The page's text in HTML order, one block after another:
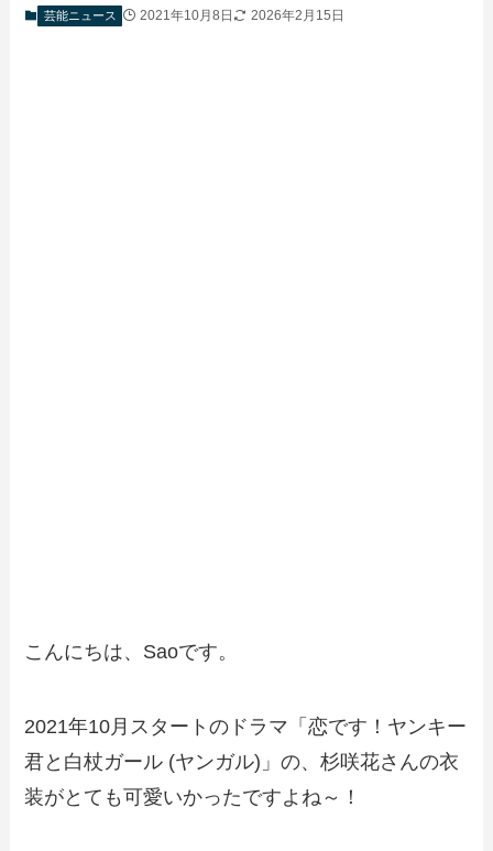
芸能ニュース 2021年10月8日 2026年2月15日
こんにちは、Saoです。
2021年10月スタートのドラマ「恋です！ヤンキー
君と白杖ガール (ヤンガル)」の、杉咲花さんの衣
装がとても可愛いかったですよね～！